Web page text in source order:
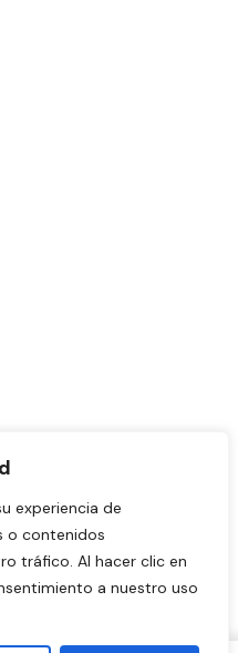
experiencia de
o contenidos
tráfico. Al hacer clic en
a nuestro uso